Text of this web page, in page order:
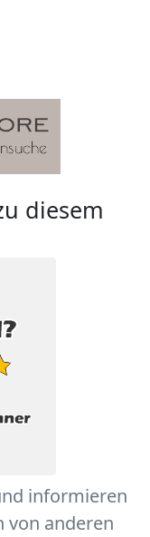
diesem
informieren
von anderen